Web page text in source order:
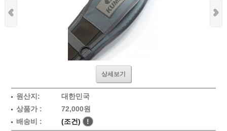
상세보기
원산지:
대한민국
상품가 :
72,000원
배송비 :
(조건) !